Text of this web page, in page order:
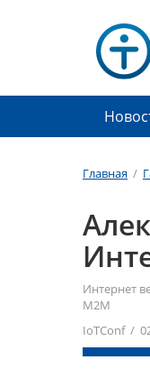
Главная /
Интернет
M2M
IoTConf /